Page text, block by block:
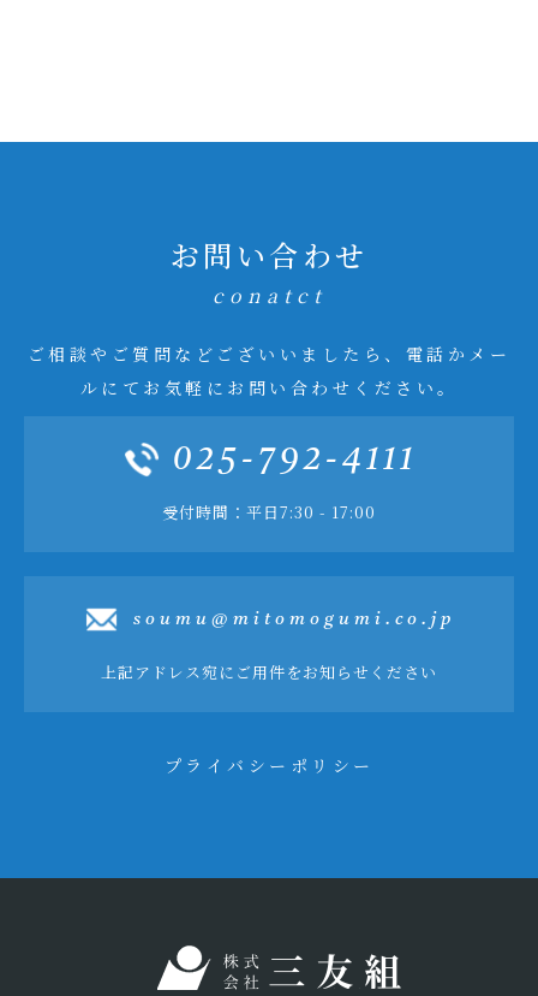
お問い合わせ
conatct
ご相談やご質問などございいましたら、電話かメー
ルにてお気軽にお問い合わせください。
025-792-4111
受付時間：平日7:30 - 17:00
soumu@mitomogumi.co.jp
上記アドレス宛にご用件をお知らせください
プライバシーポリシー